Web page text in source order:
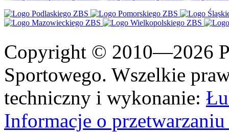
Copyright © 2010—2026
Sportowego. Wszelkie
techniczny i wykonanie:
Informacje o